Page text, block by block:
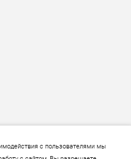
с пользователями мы